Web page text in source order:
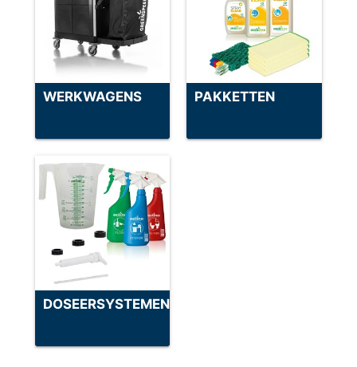
WERKWAGENS PAKKETTEN
DOSEERSYSTEMEN